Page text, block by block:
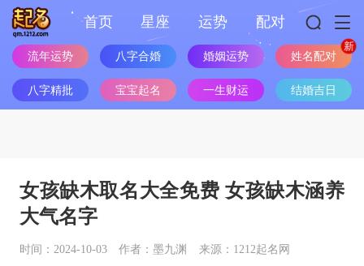
首页 星座 运势 配对
流年运势 八字合婚 婚姻运势 姓名配对
八字精批 宝宝起名 一生财运 结婚吉日
女孩缺木取名大全免费 女孩缺木涵养
大气名字
时间：2024-10-03 作者：墨九渊 来源：1212起名网